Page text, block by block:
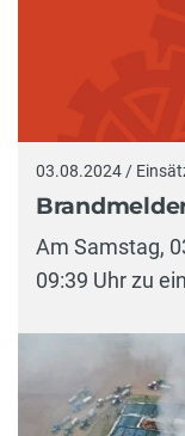
03.08.2024 /
Am Samstag,
09:39 Uhr zu